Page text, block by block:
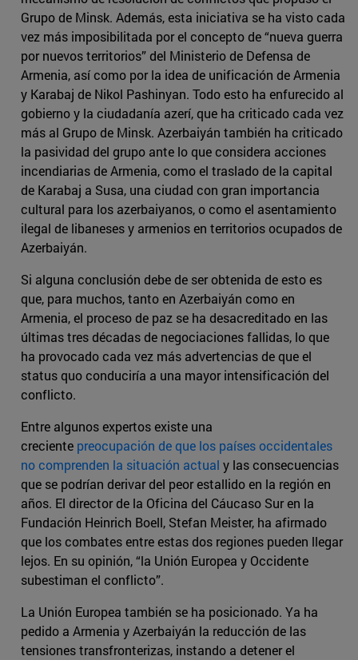
Grupo de Minsk. Además, esta iniciativa se ha visto cada
vez más imposibilitada por el concepto de “nueva guerra
por nuevos territorios” del Ministerio de Defensa de
Armenia, así como por la idea de unificación de Armenia
y Karabaj de Nikol Pashinyan. Todo esto ha enfurecido al
gobierno y la ciudadanía azerí, que ha criticado cada vez
más al Grupo de Minsk. Azerbaiyán también ha criticado
la pasividad del grupo ante lo que considera acciones
incendiarias de Armenia, como el traslado de la capital
de Karabaj a Susa, una ciudad con gran importancia
cultural para los azerbaiyanos, o como el asentamiento
ilegal de libaneses y armenios en territorios ocupados de
Azerbaiyán.
Si alguna conclusión debe de ser obtenida de esto es
que, para muchos, tanto en Azerbaiyán como en
Armenia, el proceso de paz se ha desacreditado en las
últimas tres décadas de negociaciones fallidas, lo que
ha provocado cada vez más advertencias de que el
status quo conduciría a una mayor intensificación del
conflicto.
Entre algunos expertos existe una
creciente preocupación de que los países occidentales
no comprenden la situación actual y las consecuencias
que se podrían derivar del peor estallido en la región en
años. El director de la Oficina del Cáucaso Sur en la
Fundación Heinrich Boell, Stefan Meister, ha afirmado
que los combates entre estas dos regiones pueden llegar
lejos. En su opinión, “la Unión Europea y Occidente
subestiman el conflicto”.
La Unión Europea también se ha posicionado. Ya ha
pedido a Armenia y Azerbaiyán la reducción de las
tensiones transfronterizas, instando a detener el